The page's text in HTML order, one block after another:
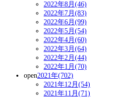
2022年8月(46)
2022年7月(83)
2022年6月(99)
2022年5月(54)
2022年4月(60)
2022年3月(64)
2022年2月(44)
2022年1月(70)
open2021年(702)
2021年12月(54)
2021年11月(71)